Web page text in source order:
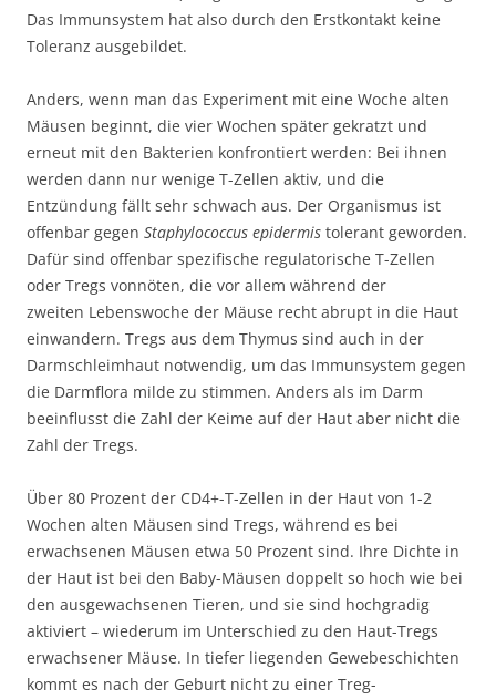
Das Immunsystem hat also durch den Erstkontakt keine
Toleranz ausgebildet.
Anders, wenn man das Experiment mit eine Woche alten
Mäusen beginnt, die vier Wochen später gekratzt und
erneut mit den Bakterien konfrontiert werden: Bei ihnen
werden dann nur wenige T-Zellen aktiv, und die
Entzündung fällt sehr schwach aus. Der Organismus ist
offenbar gegen Staphylococcus epidermis tolerant geworden.
Dafür sind offenbar spezifische regulatorische T-Zellen
oder Tregs vonnöten, die vor allem während der
zweiten Lebenswoche der Mäuse recht abrupt in die Haut
einwandern. Tregs aus dem Thymus sind auch in der
Darmschleimhaut notwendig, um das Immunsystem gegen
die Darmflora milde zu stimmen. Anders als im Darm
beeinflusst die Zahl der Keime auf der Haut aber nicht die
Zahl der Tregs.
Über 80 Prozent der CD4+-T-Zellen in der Haut von 1-2
Wochen alten Mäusen sind Tregs, während es bei
erwachsenen Mäusen etwa 50 Prozent sind. Ihre Dichte in
der Haut ist bei den Baby-Mäusen doppelt so hoch wie bei
den ausgewachsenen Tieren, und sie sind hochgradig
aktiviert – wiederum im Unterschied zu den Haut-Tregs
erwachsener Mäuse. In tiefer liegenden Gewebeschichten
kommt es nach der Geburt nicht zu einer Treg-